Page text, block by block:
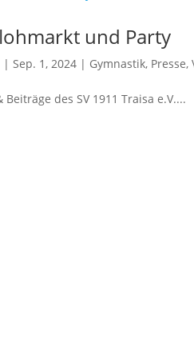
und Party
|Sep. 1, 2024 | Gymnastik, Presse,
Beiträge des SV 1911 Traisa e.V....